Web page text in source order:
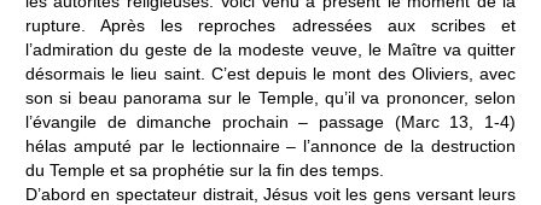
rupture. Après les reproches adressées aux scribes et
l’admiration du geste de la modeste veuve, le Maître va quitter
désormais le lieu saint. C’est depuis le mont des Oliviers, avec
son si beau panorama sur le Temple, qu’il va prononcer, selon
l’évangile de dimanche prochain – passage (Marc 13, 1-4)
hélas amputé par le lectionnaire – l’annonce de la destruction
du Temple et sa prophétie sur la fin des temps.
D’abord en spectateur distrait, Jésus voit les gens versant leurs